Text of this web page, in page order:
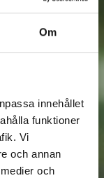
Om
innehållet
funktioner
Vi
och annan
och
2023